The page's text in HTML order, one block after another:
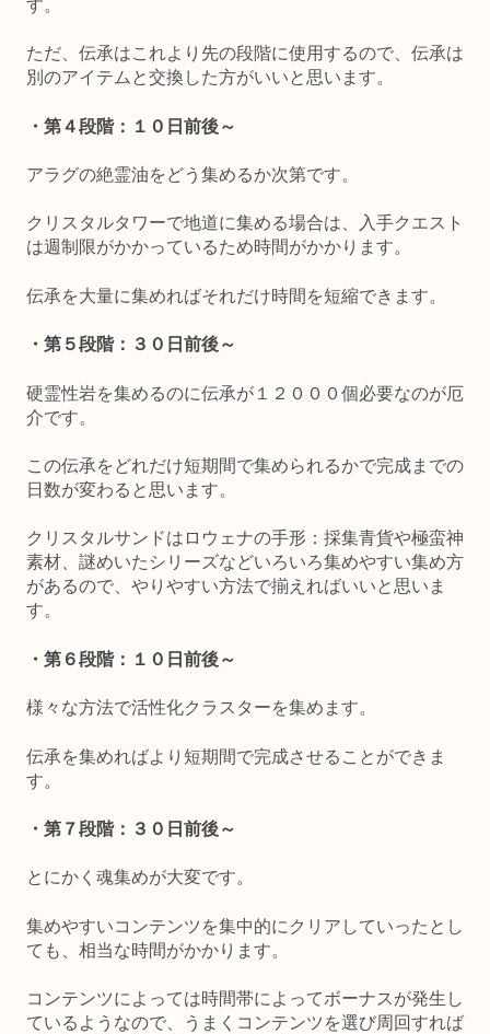
す。
ただ、伝承はこれより先の段階に使用するので、伝承は
別のアイテムと交換した方がいいと思います。
・第４段階：１０日前後～
アラグの絶霊油をどう集めるか次第です。
クリスタルタワーで地道に集める場合は、入手クエスト
は週制限がかかっているため時間がかかります。
伝承を大量に集めればそれだけ時間を短縮できます。
・第５段階：３０日前後～
硬霊性岩を集めるのに伝承が１２０００個必要なのが厄
介です。
この伝承をどれだけ短期間で集められるかで完成までの
日数が変わると思います。
クリスタルサンドはロウェナの手形：採集青貨や極蛮神
素材、謎めいたシリーズなどいろいろ集めやすい集め方
があるので、やりやすい方法で揃えればいいと思いま
す。
・第６段階：１０日前後～
様々な方法で活性化クラスターを集めます。
伝承を集めればより短期間で完成させることができま
す。
・第７段階：３０日前後～
とにかく魂集めが大変です。
集めやすいコンテンツを集中的にクリアしていったとし
ても、相当な時間がかかります。
コンテンツによっては時間帯によってボーナスが発生し
ているようなので、うまくコンテンツを選び周回すれば